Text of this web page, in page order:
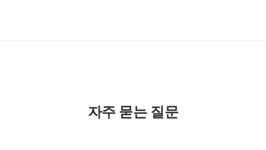
자주 묻는 질문